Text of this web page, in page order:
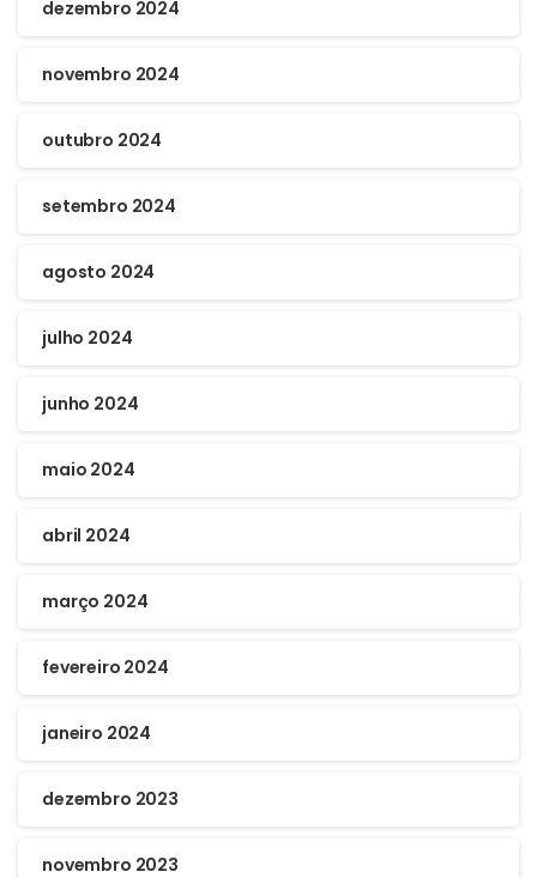
dezembro 2024
novembro 2024
outubro 2024
setembro 2024
agosto 2024
julho 2024
junho 2024
maio 2024
abril 2024
março 2024
fevereiro 2024
janeiro 2024
dezembro 2023
novembro 2023